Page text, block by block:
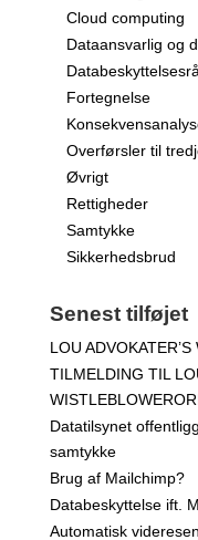
Cloud computing
Dataansvarlig og
Fortegnelse
Overførsler til
Øvrigt
Rettigheder
Samtykke
Sikkerhedsbrud
Senest tilføjet
LOU
TILMELDING TIL
Datatilsynet
samtykke
Brug af Mailchimp?
Databeskyttelse ift.
Automatisk